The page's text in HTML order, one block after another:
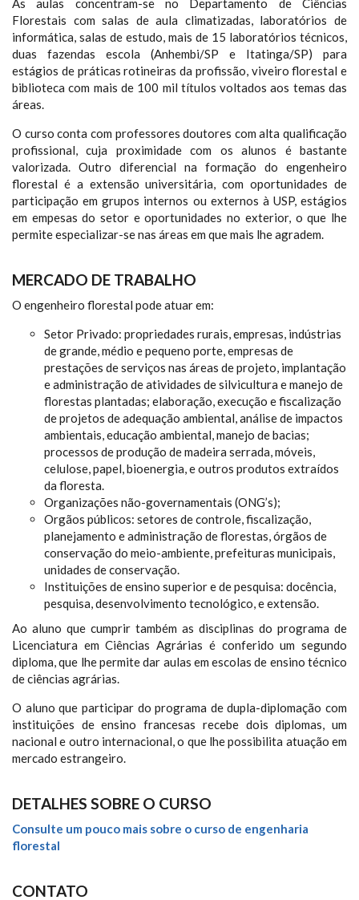
As aulas concentram-se no Departamento de Ciências
Florestais com salas de aula climatizadas, laboratórios de
informática, salas de estudo, mais de 15 laboratórios técnicos,
duas fazendas escola (Anhembi/SP e Itatinga/SP) para
estágios de práticas rotineiras da profissão, viveiro florestal e
biblioteca com mais de 100 mil títulos voltados aos temas das
áreas.
O curso conta com professores doutores com alta qualificação
profissional, cuja proximidade com os alunos é bastante
valorizada. Outro diferencial na formação do engenheiro
florestal é a extensão universitária, com oportunidades de
participação em grupos internos ou externos à USP, estágios
em empesas do setor e oportunidades no exterior, o que lhe
permite especializar-se nas áreas em que mais lhe agradem.
MERCADO DE TRABALHO
O engenheiro florestal pode atuar em:
Setor Privado: propriedades rurais, empresas, indústrias
de grande, médio e pequeno porte, empresas de
prestações de serviços nas áreas de projeto, implantação
e administração de atividades de silvicultura e manejo de
florestas plantadas; elaboração, execução e fiscalização
de projetos de adequação ambiental, análise de impactos
ambientais, educação ambiental, manejo de bacias;
processos de produção de madeira serrada, móveis,
celulose, papel, bioenergia, e outros produtos extraídos
da floresta.
Organizações não-governamentais (ONG’s);
Orgãos públicos: setores de controle, fiscalização,
planejamento e administração de florestas, órgãos de
conservação do meio-ambiente, prefeituras municipais,
unidades de conservação.
Instituições de ensino superior e de pesquisa: docência,
pesquisa, desenvolvimento tecnológico, e extensão.
Ao aluno que cumprir também as disciplinas do programa de
Licenciatura em Ciências Agrárias é conferido um segundo
diploma, que lhe permite dar aulas em escolas de ensino técnico
de ciências agrárias.
O aluno que participar do programa de dupla-diplomação com
instituições de ensino francesas recebe dois diplomas, um
nacional e outro internacional, o que lhe possibilita atuação em
mercado estrangeiro.
DETALHES SOBRE O CURSO
Consulte um pouco mais sobre o curso de engenharia
florestal
CONTATO